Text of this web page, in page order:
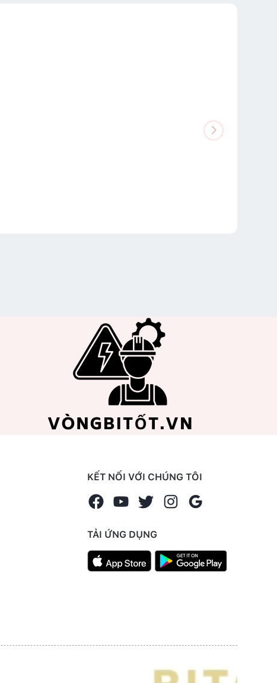
KẾT NỐI VỚI CHÚNG TÔI
TẢI ỨNG DỤNG